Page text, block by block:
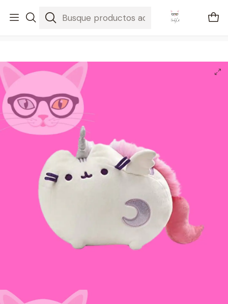
🚐 Envíos Nacionales gratis en compras mayores a $2100